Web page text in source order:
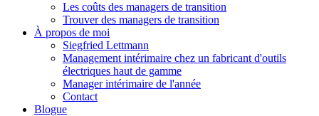
Les coûts des managers de transition
Trouver des managers de transition
À propos de moi
Siegfried Lettmann
Management intérimaire chez un fabricant d'outils
électriques haut de gamme
Manager intérimaire de l'année
Contact
Blogue